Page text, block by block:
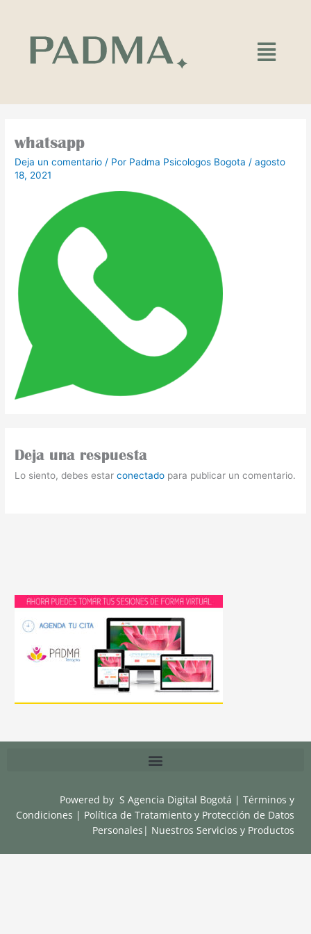
contenido
Main
Menu
whatsapp
Deja un comentario / Por Padma Psicologos Bogota /agosto
18, 2021
Deja una respuesta
Lo siento, debes estarconectado para publicar un comentario.
Powered by S Agencia Digital Bogotá |Términos y
Condiciones | Política de Tratamiento y Protección de Datos
Personales | Nuestros Servicios y Productos